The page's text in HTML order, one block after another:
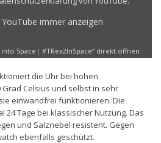
immer anzeigen
Space| #TRex2InSpace“ direkt öffnen
die Uhr bei hohen
Celsius und selbst in sehr
einwandfrei funktionieren. Die
24 Tage bei klassischer Nutzung. Das
und Salznebel resistent. Gegen
ebenfalls geschützt.